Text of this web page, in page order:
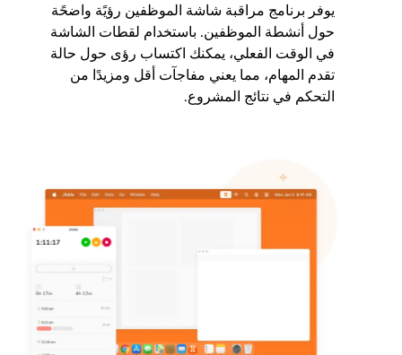
يوفر برنامج مراقبة شاشة الموظفين رؤيًة واضحًة
حول أنشطة الموظفين. باستخدام لقطات الشاشة
في الوقت الفعلي، يمكنك اكتساب رؤى حول حالة
تقدم المهام، مما يعني مفاجآت أقل ومزيدًا من
التحكم في نتائج المشروع.